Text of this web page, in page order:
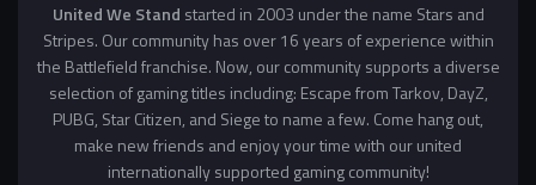
United We Stand started in 2003 under the name Stars and
Stripes. Our community has over 16 years of experience within
the Battlefield franchise. Now, our community supports a diverse
selection of gaming titles including: Escape from Tarkov, DayZ,
PUBG, Star Citizen, and Siege to name a few. Come hang out,
make new friends and enjoy your time with our united
internationally supported gaming community!